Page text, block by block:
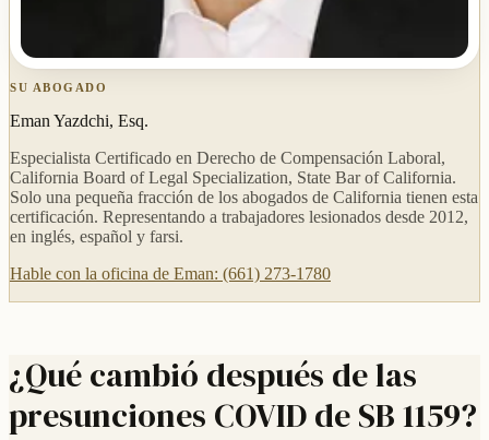
SU ABOGADO
Eman Yazdchi, Esq.
Especialista Certificado en Derecho de Compensación Laboral,
California Board of Legal Specialization, State Bar of California.
Solo una pequeña fracción de los abogados de California tienen esta
certificación. Representando a trabajadores lesionados desde 2012,
en inglés, español y farsi.
Hable con la oficina de Eman: (661) 273-1780
¿Qué cambió después de las
presunciones COVID de SB 1159?